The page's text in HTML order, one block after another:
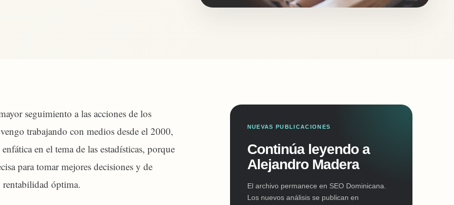
seguimiento a las acciones de los
trabajando con medios desde el 2000,
en el tema de las estadísticas, porque
para tomar mejores decisiones y de
óptima.
NUEVAS PUBLICACIONES
Continúa leyendo a
Alejandro Madera
El archivo permanece en SEO Dominicana.
Los nuevos análisis se publican en